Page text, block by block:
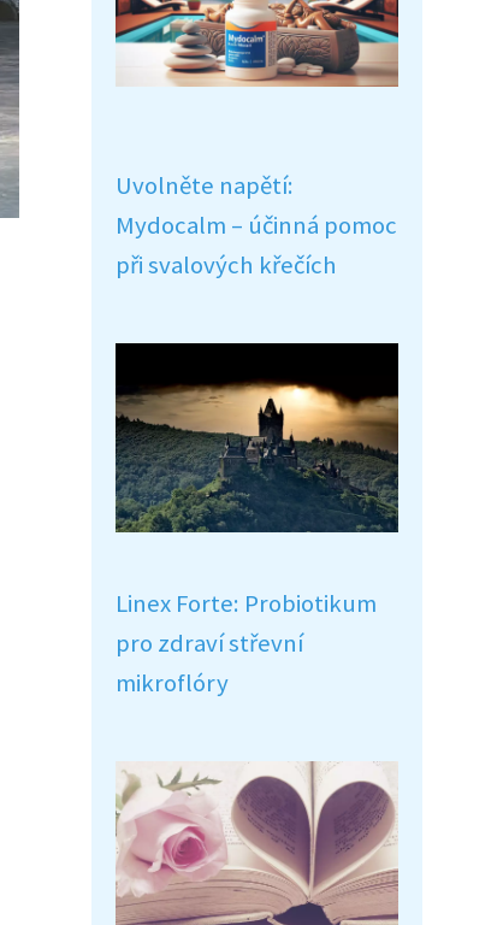
Uvolněte napětí:
Mydocalm – účinná pomoc
při svalových křečích
Linex Forte: Probiotikum
pro zdraví střevní
mikroflóry